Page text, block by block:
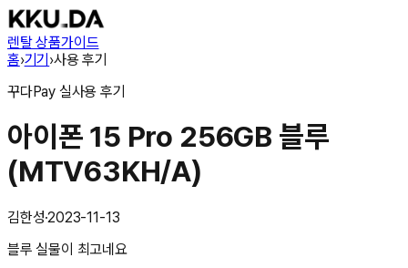
렌탈 상품가이드
홈›기기›사용 후기
꾸다Pay 실사용 후기
아이폰 15 Pro 256GB 블루
(MTV63KH/A)
김한성·2023-11-13
블루 실물이 최고네요